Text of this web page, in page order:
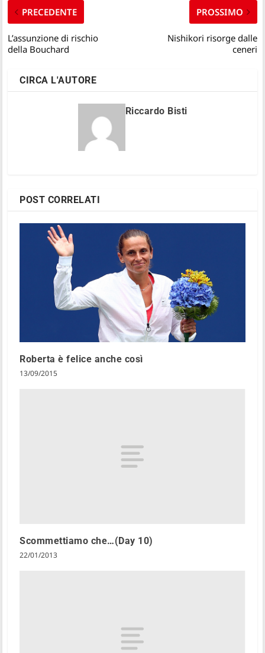
PRECEDENTE
L’assunzione di rischio
della Bouchard
PROSSIMO
Nishikori risorge dalle
ceneri
CIRCA L'AUTORE
Riccardo Bisti
POST CORRELATI
Roberta è felice anche così
13/09/2015
Scommettiamo che…(Day 10)
22/01/2013